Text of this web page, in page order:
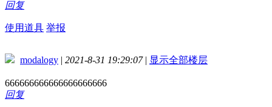
回复
使用道具 举报
modalogy | 2021-8-31 19:29:07 | 显示全部楼层
666666666666666666666
回复